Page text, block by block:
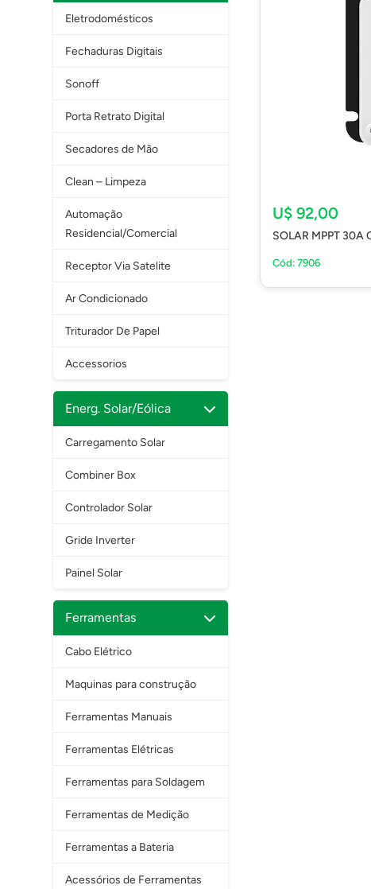
Eletrodomésticos
Fechaduras Digitais
Sonoff
Porta Retrato Digital
Secadores de Mão
Clean – Limpeza
Automação
Residencial/Comercial
Receptor Via Satelite
Ar Condicionado
Triturador De Papel
Accessorios
Energ. Solar/Eólica
Carregamento Solar
Combiner Box
Controlador Solar
Gride Inverter
Painel Solar
Ferramentas
Cabo Elétrico
Maquinas para construção
Ferramentas Manuais
Ferramentas Elétricas
Ferramentas para Soldagem
Ferramentas de Medição
Ferramentas a Bateria
Acessórios de Ferramentas
U$ 92,00
SOLAR MPPT 30A
Cód: 7906